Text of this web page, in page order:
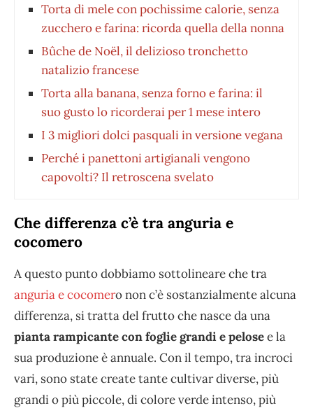
Torta di mele con pochissime calorie, senza
zucchero e farina: ricorda quella della nonna
Bûche de Noël, il delizioso tronchetto
natalizio francese
Torta alla banana, senza forno e farina: il
suo gusto lo ricorderai per 1 mese intero
I 3 migliori dolci pasquali in versione vegana
Perché i panettoni artigianali vengono
capovolti? Il retroscena svelato
Che differenza c’è tra anguria e
cocomero
A questo punto dobbiamo sottolineare che tra
anguria e cocomero non c’è sostanzialmente alcuna
differenza, si tratta del frutto che nasce da una
pianta rampicante con foglie grandi e pelosee la
sua produzione è annuale. Con il tempo, tra incroci
vari, sono state create tante cultivar diverse, più
grandi o più piccole, di colore verde intenso, più